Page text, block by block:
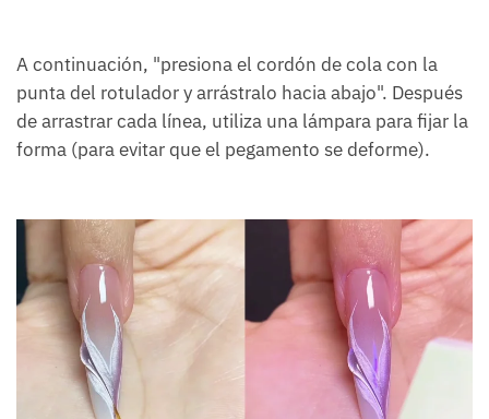
A continuación, "presiona el cordón de cola con la
punta del rotulador y arrástralo hacia abajo". Después
de arrastrar cada línea, utiliza una lámpara para fijar la
forma (para evitar que el pegamento se deforme).